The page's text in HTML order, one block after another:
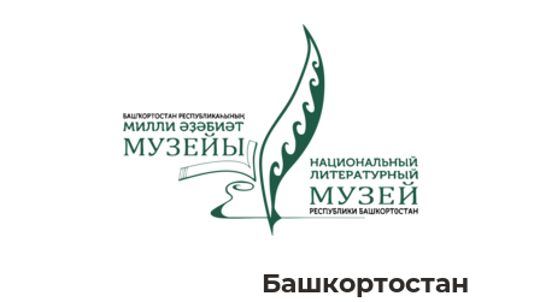
Башкортостан